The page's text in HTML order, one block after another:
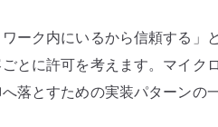
ーク内にいるから信頼する」
とに許可を考えます。マイク
落とすための実装パターンの一